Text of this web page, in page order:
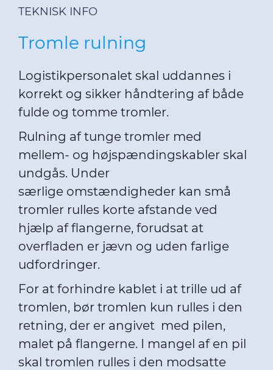
TEKNISK INFO
Tromle rulning
Logistikpersonalet skal uddannes i
korrekt og sikker håndtering af både
fulde og tomme tromler.
Rulning af tunge tromler med
mellem- og højspændingskabler skal
undgås. Under
særlige omstændigheder kan små
tromler rulles korte afstande ved
hjælp af flangerne, forudsat at
overfladen er jævn og uden farlige
udfordringer.
For at forhindre kablet i at trille ud af
tromlen, bør tromlen kun rulles i den
retning, der er angivet med pilen,
malet på flangerne. I mangel af en pil
skal tromlen rulles i den modsatte